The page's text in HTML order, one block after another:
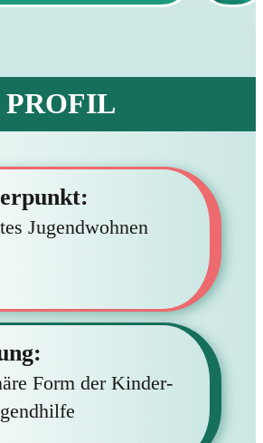
PROFIL
Jugendwohnen
Form der Kinder-